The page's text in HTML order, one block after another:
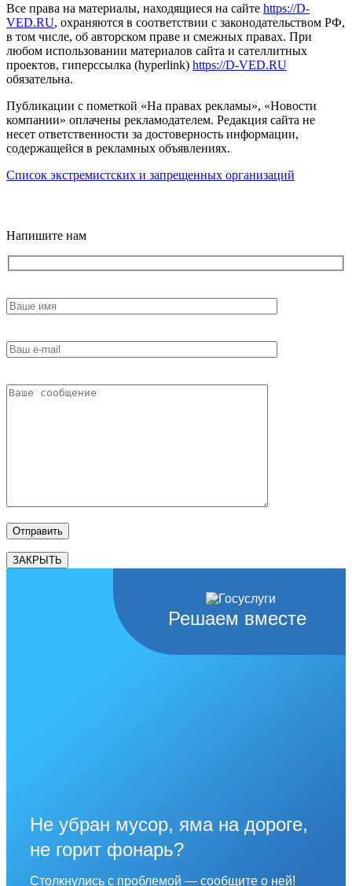
Все права на материалы, находящиеся на сайте https://D-
VED.RU, охраняются в соответствии с законодательством РФ,
в том числе, об авторском праве и смежных правах. При
любом использовании материалов сайта и сателлитных
проектов, гиперссылка (hyperlink) https://D-VED.RU
обязательна.
Публикации с пометкой «На правах рекламы», «Новости
компании» оплачены рекламодателем. Редакция сайта не
несет ответственности за достоверность информации,
содержащейся в рекламных объявлениях.
Список экстремистских и запрещенных организаций
Напишите нам
ЗАКРЫТЬ
Решаем вместе
Не убран мусор, яма на дороге,
не горит фонарь?
Столкнулись с проблемой — сообщите о ней!